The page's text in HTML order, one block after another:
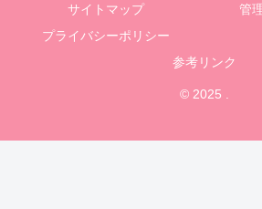
サイトマップ
管
プライバシーポリシー
参考リンク
© 2025 .